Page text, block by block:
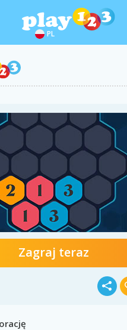
PL
Zagraj teraz